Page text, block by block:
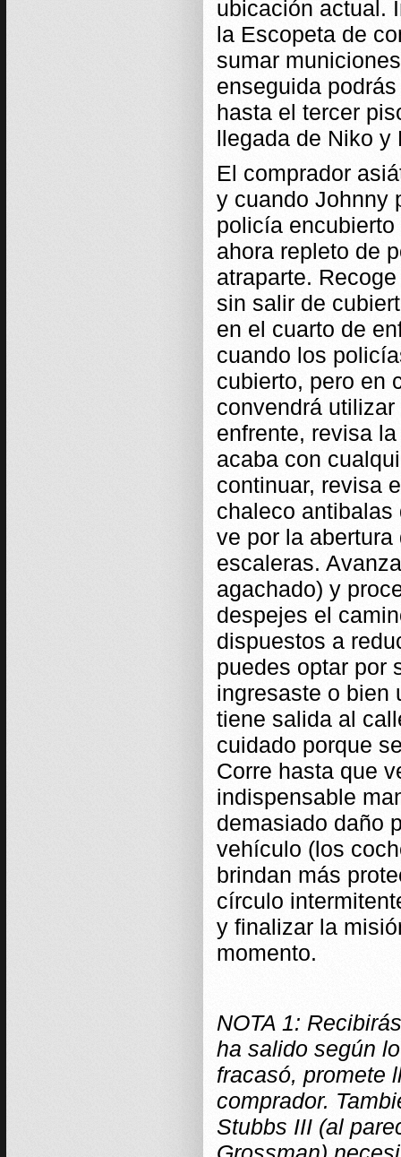
ubicación actual.
la Escopeta de
sumar
enseguida
hasta el tercer
llegada de Niko y
El comprador
y cuando Johnny
policía
ahora repleto de
atraparte.
sin salir de
en el cuarto de
cuando los
cubierto, pero en
convendrá
enfrente, revisa
acaba con
continuar, revisa
chaleco
ve por la
escaleras.
agachado) y
despejes el
dispuestos a
puedes optar por
ingresaste o bien
tiene salida al
cuidado porque
Corre hasta que
indispensable
demasiado daño
vehículo (los
brindan más
círculo
y finalizar la
momento.
NOTA 1:
ha salido según
fracasó, promete
comprador.
Stubbs III (al